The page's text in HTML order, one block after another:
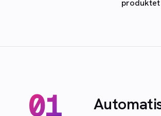
produktet
01